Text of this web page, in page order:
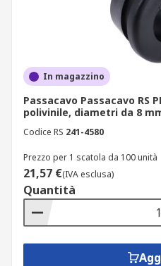
In magazzino
Passacavo Passacavo RS
polivinile, diametri da 8
Codice RS 241-4580
Prezzo per 1 scatola da 100 unità
21,57 €(IVA esclusa)
Quantità